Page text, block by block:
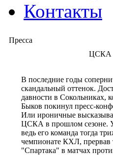
Контакты
Пресса
ЦСКА
В последние годы
скандальный оттенок.
давности в Сокольниках,
Быков покинул пресс-
Или ироничные
ЦСКА в прошлом сезоне. У
ведь его команда тогда
чемпионате КХЛ,
"Спартака" в матчах